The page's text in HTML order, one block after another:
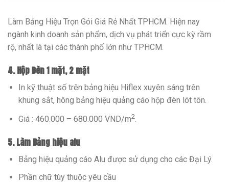
Làm Bảng Hiệu Trọn Gói Giá Rẻ Nhất TPHCM. Hiện nay
ngành kinh doanh sản phẩm, dịch vụ phát triển cực kỳ rầm
rộ, nhất là tại các thành phố lớn như TPHCM.
4. Hộp Đèn 1 mặt, 2 mặt
In kỹ thuật số trên bảng hiệu Hiflex xuyên sáng trên
khung sắt, hông bảng hiệu quảng cáo hộp đèn lót tôn.
Giá : 460.000 – 680.000 VND/m2.
5. Làm Bảng hiệu alu
Bảng hiệu quảng cáo Alu được sử dụng cho các Đại Lý.
Phần chữ tùy thuộc yêu cầu